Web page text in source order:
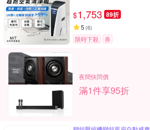
$1,753 89折
5 (6)
限時下殺 券
夜間快閃價
滿1件享95折